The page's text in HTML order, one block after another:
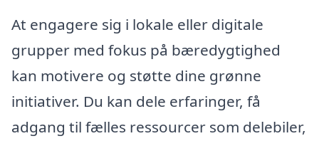
At engagere sig i lokale eller digitale
grupper med fokus på bæredygtighed
kan motivere og støtte dine grønne
initiativer. Du kan dele erfaringer, få
adgang til fælles ressourcer som delebiler,